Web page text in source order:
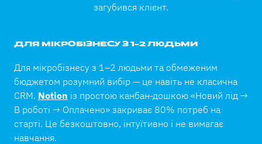
загубився клієнт.
ДЛЯ МІКРОБІЗНЕСУ З 1–2 ЛЮДЬМИ
Для мікробізнесу з 1–2 людьми та обмеженим
бюджетом розумний вибір — це навіть не класична
CRM. Notion із простою канбан-дошкою «Новий лід →
В роботі → Оплачено» закриває 80% потреб на
старті. Це безкоштовно, інтуїтивно і не вимагає
навчання.